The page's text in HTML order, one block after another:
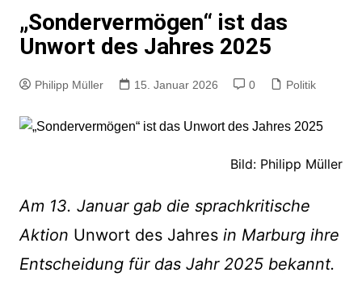
„Sondervermögen“ ist das
Unwort des Jahres 2025
Philipp Müller 15. Januar 2026 0 Politik
Bild: Philipp Müller
Am 13. Januar gab die sprachkritische
Aktion Unwort des Jahresin Marburg ihre
Entscheidung für das Jahr 2025 bekannt.